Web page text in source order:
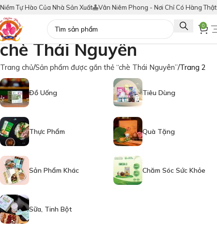
Của Nhà Sản Xuất Vân Niêm Phong - Nơi Chỉ Có Hàng Thật! Tích
0
chè Thái Nguyên
Trang chủ Sản phẩm được gắn thẻ “chè Thái Nguyên” Trang 2
Đồ Uống Tiêu Dùng
Thực Phẩm Quà Tặng
Sản Phẩm Khác Chăm Sóc Sức Khỏe
Sữa, Tinh Bột